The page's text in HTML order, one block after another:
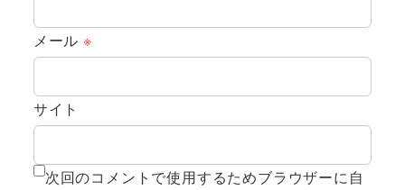
メール ※
サイト
次回のコメントで使用するためブラウザーに自